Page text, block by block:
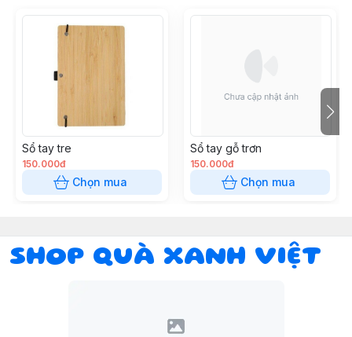
Sổ tay tre
150.000đ
Chọn mua
Sổ tay gỗ trơn
150.000đ
Chọn mua
SHOP QUÀ XANH VIỆT